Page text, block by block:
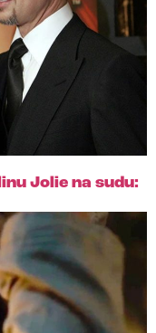
Jolie na sudu: